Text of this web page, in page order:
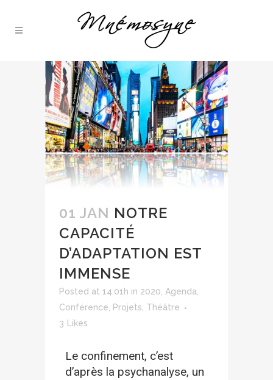
01 JAN NOTRE
CAPACITÉ
D’ADAPTATION EST
IMMENSE
Posted at 14:01h in 2020 Agenda
Conférence
Projets Théâtre
3
Likes
Le confinement, c’est
d’après la psychanalyse, un